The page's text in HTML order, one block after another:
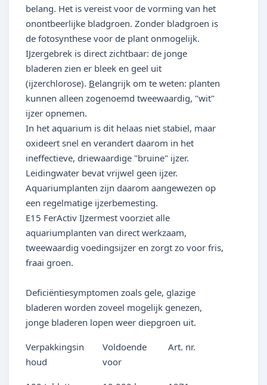
belang. Het is vereist voor de vorming van het
onontbeerlijke bladgroen. Zonder bladgroen is
de fotosynthese voor de plant onmogelijk.
IJzergebrek is direct zichtbaar: de jonge
bladeren zien er bleek en geel uit
(ijzerchlorose). Belangrijk om te weten: planten
kunnen alleen zogenoemd tweewaardig, "wit"
ijzer opnemen.
In het aquarium is dit helaas niet stabiel, maar
oxideert snel en verandert daarom in het
ineffectieve, driewaardige "bruine" ijzer.
Leidingwater bevat vrijwel geen ijzer.
Aquariumplanten zijn daarom aangewezen op
een regelmatige ijzerbemesting.
E15 FerActiv IJzermest voorziet alle
aquariumplanten van direct werkzaam,
tweewaardig voedingsijzer en zorgt zo voor fris,
fraai groen.
Deficiëntiesymptomen zoals gele, glazige
bladeren worden zoveel mogelijk genezen,
jonge bladeren lopen weer diepgroen uit.
Verpakkingsin
houd
Voldoende
voor
Art. nr.